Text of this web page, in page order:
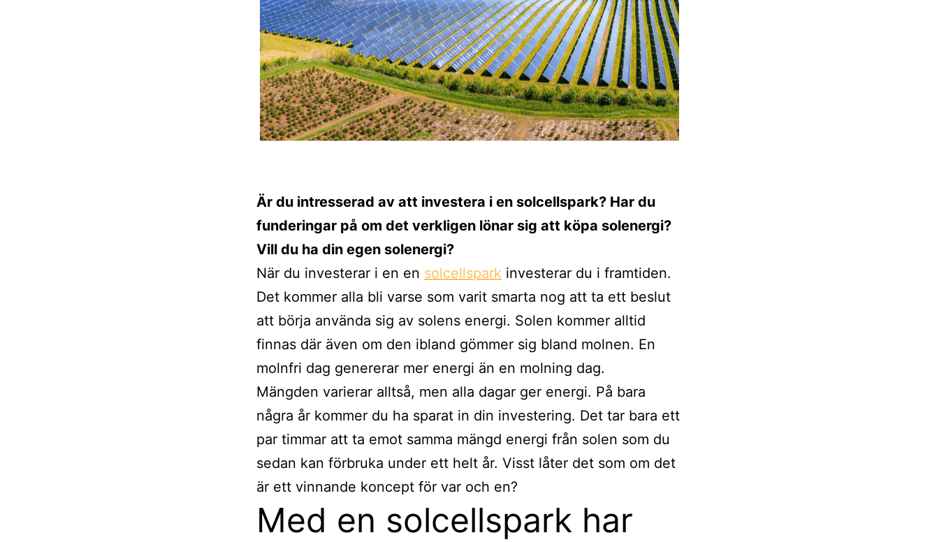
Är du intresserad av att investera i en solcellspark? Har du
funderingar på om det verkligen lönar sig att köpa solenergi?
Vill du ha din egen solenergi?
När du investerar i en en solcellspark investerar du i framtiden.
Det kommer alla bli varse som varit smarta nog att ta ett beslut
att börja använda sig av solens energi. Solen kommer alltid
finnas där även om den ibland gömmer sig bland molnen. En
molnfri dag genererar mer energi än en molning dag.
Mängden varierar alltså, men alla dagar ger energi. På bara
några år kommer du ha sparat in din investering. Det tar bara ett
par timmar att ta emot samma mängd energi från solen som du
sedan kan förbruka under ett helt år. Visst låter det som om det
är ett vinnande koncept för var och en?
Med en solcellspark har